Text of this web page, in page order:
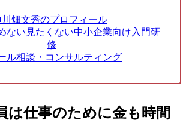
川畑文秀のプロフィール
ない見たくない中小企業向け入門研
修
ル相談・コンサルティング
は仕事のために金も時間